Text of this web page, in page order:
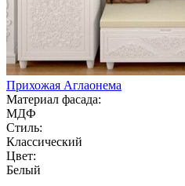
Прихожая Аглаонема
Материал фасада:
МДФ
Стиль:
Классический
Цвет:
Белый